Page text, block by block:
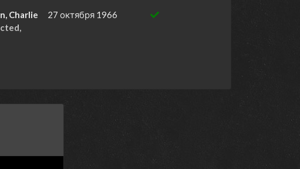
Charlie
27 октября 1966